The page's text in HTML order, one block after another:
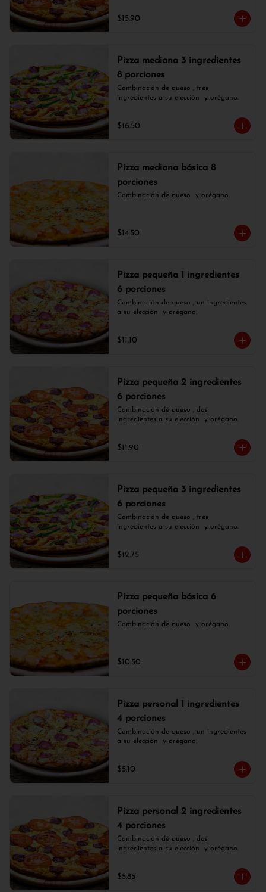
$15.90
Pizza mediana 3 ingredientes
8 porciones
Combinación de queso , tres
ingredientes a su elección  y orégano.
$16.50
Pizza mediana básica 8
porciones
Combinación de queso  y orégano.
$14.50
Pizza pequeña 1 ingredientes
6 porciones
Combinación de queso , un ingredientes
a su elección  y orégano.
$11.10
Pizza pequeña 2 ingredientes
6 porciones
Combinación de queso , dos
ingredientes a su elección  y orégano.
$11.90
Pizza pequeña 3 ingredientes
6 porciones
Combinación de queso , tres
ingredientes a su elección  y orégano.
$12.75
Pizza pequeña básica 6
porciones
Combinación de queso  y orégano.
$10.50
Pizza personal 1 ingredientes
4 porciones
Combinación de queso , un ingredientes
a su elección  y orégano.
$5.10
Pizza personal 2 ingredientes
4 porciones
Combinación de queso , dos
ingredientes a su elección  y orégano.
$5.85